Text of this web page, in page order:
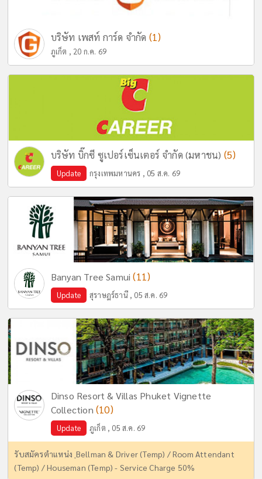
บริษัท เพสท์ การ์ด จำกัด (1)
ภูเก็ต , 20 ก.ค. 69
บริษัท บิ๊กซี ซูเปอร์เซ็นเตอร์ จำกัด (มหาชน) (5)
Update กรุงเทพมหานคร , 05 ส.ค. 69
Banyan Tree Samui(11)
Update สุราษฎร์ธานี , 05 ส.ค. 69
Dinso Resort & Villas Phuket Vignette
Collection (10)
Update ภูเก็ต , 05 ส.ค. 69
รับสมัครตำแหน่ง ฺBellman & Driver (Temp) / Room Attendant
(Temp) / Houseman (Temp) - Service Charge 50%